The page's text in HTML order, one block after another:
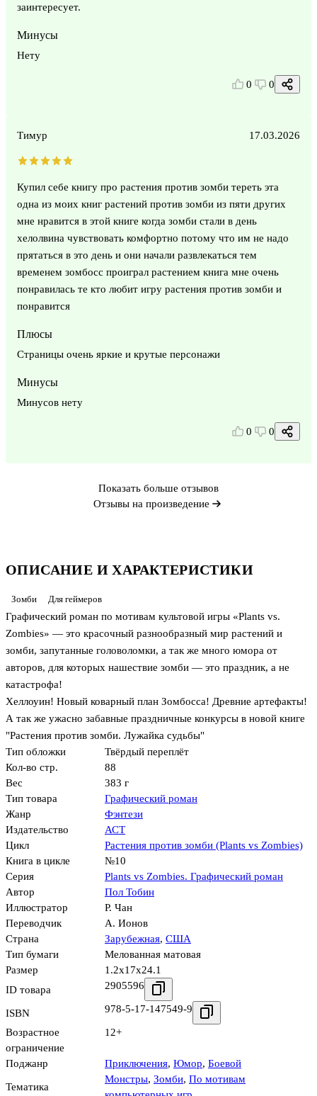
ОПИСАНИЕ И ХАРАКТЕРИСТИКИ
Зомби Для геймеров
Графический роман по мотивам культовой игры «Plants vs.
Zombies» — это красочный разнообразный мир растений и
зомби, запутанные головоломки, а так же много юмора от
авторов, для которых нашествие зомби — это праздник, а не
катастрофа!
Хеллоуин! Новый коварный план Зомбосса! Древние артефакты!
А так же ужасно забавные праздничные конкурсы в новой книге
"Растения против зомби. Лужайка судьбы"
Тип обложки
Твёрдый переплёт
Кол-во стр.
88
Вес
383 г
Тип товара
Графический роман
Жанр
Фэнтези
Издательство
АСТ
Цикл
Растения против зомби (Plants vs Zombies)
Книга в цикле
№10
Серия
Plants vs Zombies. Графический роман
Автор
Пол Тобин
Иллюстратор
Р. Чан
Переводчик
А. Ионов
Страна
Зарубежная, США
Тип бумаги
Мелованная матовая
Размер
1.2x17x24.1
ID товара
2905596
ISBN 978-5-17-147549-9
Возрастное
ограничение
12+
Поджанр Приключения, Юмор, Боевой
Тематика
Монстры, Зомби, По мотивам
заинтересует.
Минусы
Нету
0 0
Тимур 17.03.2026
Купил себе книгу про растения против зомби тереть эта
одна из моих книг растений против зомби из пяти других
мне нравится в этой книге когда зомби стали в день
хелолвина чувствовать комфортно потому что им не надо
прятаться в это день и они начали развлекаться тем
временем зомбосс проиграл растением книга мне очень
понравилась те кто любит игру растения против зомби и
понравится
Плюсы
Страницы очень яркие и крутые персонажи
Минусы
Минусов нету
0 0
Показать больше отзывов
Отзывы на произведение